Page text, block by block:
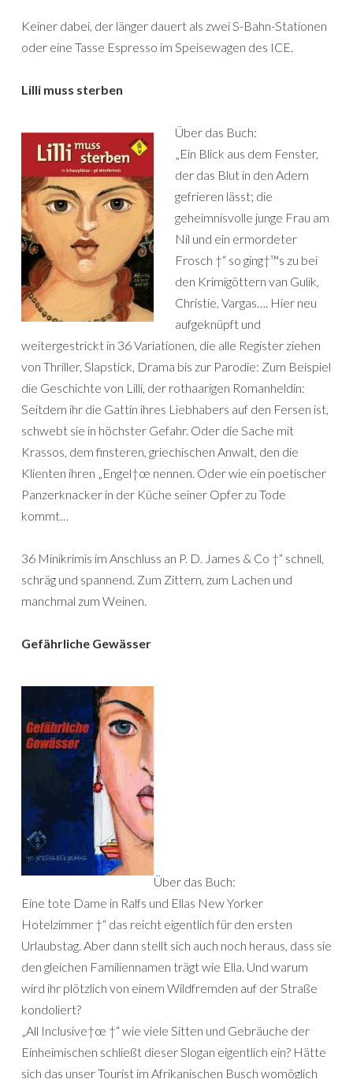
Keiner dabei, der länger dauert als zwei S-Bahn-Stationen
oder eine Tasse Espresso im Speisewagen des ICE.
Lilli muss sterben
Über das Buch:
„Ein Blick aus dem Fenster,
der das Blut in den Adern
gefrieren lässt; die
geheimnisvolle junge Frau am
Nil und ein ermordeter
Frosch †“ so ging†™s zu bei
den Krimigöttern van Gulik,
Christie, Vargas…. Hier neu
aufgeknüpft und
weitergestrickt in 36 Variationen, die alle Register ziehen
von Thriller, Slapstick, Drama bis zur Parodie: Zum Beispiel
die Geschichte von Lilli, der rothaarigen Romanheldin:
Seitdem ihr die Gattin ihres Liebhabers auf den Fersen ist,
schwebt sie in höchster Gefahr. Oder die Sache mit
Krassos, dem finsteren, griechischen Anwalt, den die
Klienten ihren „Engel†œ nennen. Oder wie ein poetischer
Panzerknacker in der Küche seiner Opfer zu Tode
kommt…
36 Minikrimis im Anschluss an P. D. James & Co †“ schnell,
schräg und spannend. Zum Zittern, zum Lachen und
manchmal zum Weinen.
Gefährliche Gewässer
Über das Buch:
Eine tote Dame in Ralfs und Ellas New Yorker
Hotelzimmer †“ das reicht eigentlich für den ersten
Urlaubstag. Aber dann stellt sich auch noch heraus, dass sie
den gleichen Familiennamen trägt wie Ella. Und warum
wird ihr plötzlich von einem Wildfremden auf der Straße
kondoliert?
„All Inclusive†œ †“ wie viele Sitten und Gebräuche der
Einheimischen schließt dieser Slogan eigentlich ein? Hätte
sich das unser Tourist im Afrikanischen Busch womöglich